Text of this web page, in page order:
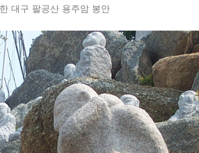
대구 팔공산 용주암 봉안